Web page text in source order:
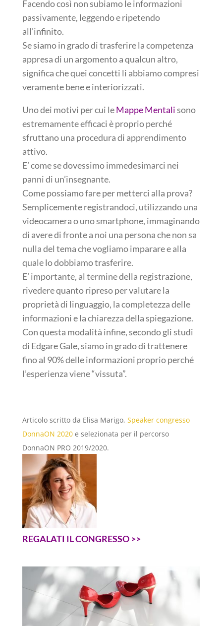
Facendo così non subiamo le informazioni
passivamente, leggendo e ripetendo
all’infinito.
Se siamo in grado di trasferire la competenza
appresa di un argomento a qualcun altro,
significa che quei concetti li abbiamo compresi
veramente bene e interiorizzati.
Uno dei motivi per cui leMappe Mentalisono
estremamente efficaci è proprio perché
sfruttano una procedura di apprendimento
attivo.
E’ come se dovessimo immedesimarci nei
panni di un’insegnante.
Come possiamo fare per metterci alla prova?
Semplicemente registrandoci, utilizzando una
videocamera o uno smartphone, immaginando
di avere di fronte a noi una persona che non sa
nulla del tema che vogliamo imparare e alla
quale lo dobbiamo trasferire.
E’ importante, al termine della registrazione,
rivedere quanto ripreso per valutare la
proprietà di linguaggio, la completezza delle
informazioni e la chiarezza della spiegazione.
Con questa modalità infine, secondo gli studi
di Edgare Gale, siamo in grado di trattenere
fino al 90% delle informazioni proprio perché
l’esperienza viene “vissuta”.
Articolo scritto da Elisa Marigo, Speaker congresso
DonnaON 2020e selezionata per il percorso
DonnaON PRO 2019/2020.
REGALATI IL CONGRESSO >>